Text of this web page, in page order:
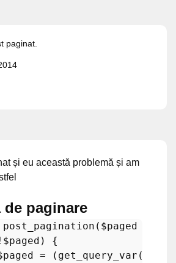
paginat.
și eu această problemă și am
de paginare
post_pagination ( $paged
$paged ) {
= ( get_query_var (